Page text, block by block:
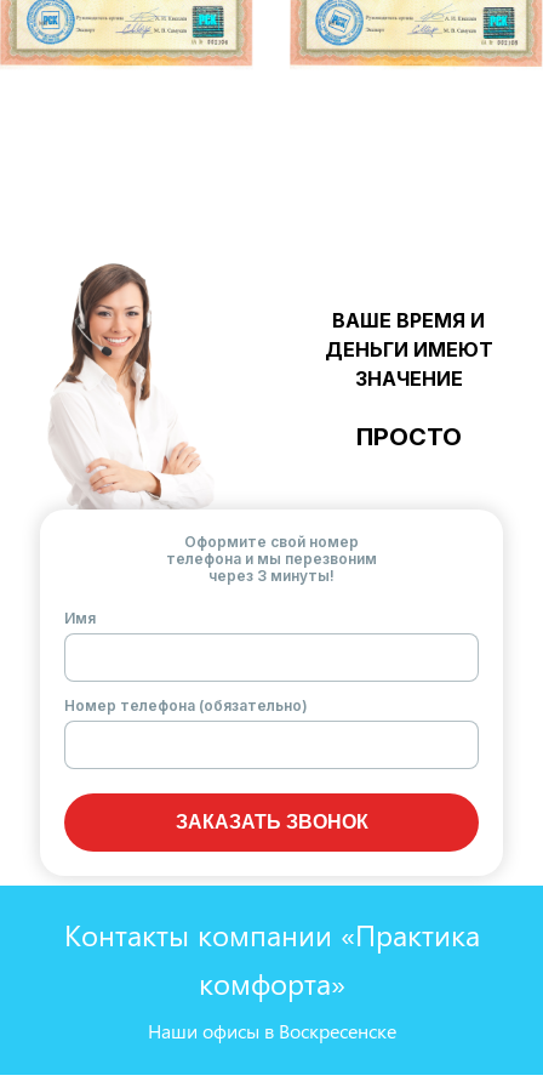
ВАШЕ ВРЕМЯ И
ДЕНЬГИ ИМЕЮТ
ЗНАЧЕНИЕ
ПРОСТО
Оформите свой номер
телефона и мы перезвоним
через 3 минуты!
Имя
Номер телефона (обязательно)
ЗАКАЗАТЬ ЗВОНОК
Контакты компании «Практика
комфорта»
Наши офисы в Воскресенске